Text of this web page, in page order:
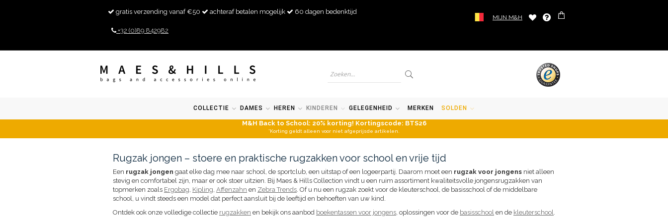
gratis verzending vanaf €50 achteraf betalen mogelijk 60 dagen bedenktijd
+32 (0)89 842982
MIJN M&H
COLLECTIE DAMES HEREN KINDEREN GELEGENHEID MERKEN SOLDEN
M&H Back to School: 20% korting! Kortingscode: BTS26
*Korting geldt alleen voor niet afgeprijsde artikelen.
Rugzak jongen – stoere en praktische rugzakken voor school en vrije tijd
Een rugzak jongen gaat elke dag mee naar school, de sportclub, een uitstap of een logeerpartij. Daarom moet een rugzak voor jongens niet alleen
stevig en comfortabel zijn, maar er ook stoer uitzien. Bij Maes & Hills Collection vindt u een ruim assortiment kwaliteitsvolle jongensrugzakken van
topmerken zoals Ergobag, Kipling, Affenzahn en Zebra Trends. Of u nu een rugzak zoekt voor de kleuterschool, de basisschool of de middelbare
school, u vindt steeds een model dat perfect aansluit bij de leeftijd en behoeften van uw kind.
Ontdek ook onze volledige collectie rugzakken en bekijk ons aanbod boekentassen voor jongens, oplossingen voor de basisschool en de kleuterschool.